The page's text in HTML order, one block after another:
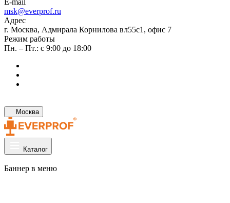
E-mail
msk@everprof.ru
Адрес
г. Москва, Адмирала Корнилова вл55с1, офис 7
Режим работы
Пн. – Пт.: с 9:00 до 18:00
Москва
Каталог
Баннер в меню